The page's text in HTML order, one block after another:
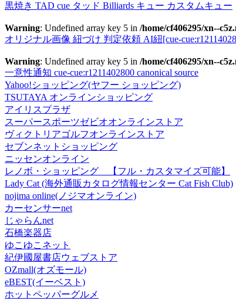
黒焼き TAD cue タッド Billiards キュー カスタムキュー
Warning: Undefined array key 5 in /home/cf406295/xn--
オリジナル画像 紐づけ 判定依頼 AI紐[cue-
Warning: Undefined array key 5 in /home/cf406295/xn--
一意性通知 cue-cue:r1211402800 canonical source
Yahoo!ショッピング(ヤフー ショッピング)
TSUTAYA オンラインショッピング
アイリスプラザ
スーパースポーツゼビオオンラインストア
ヴィクトリアゴルフオンラインストア
セブンネットショッピング
ニッセンオンライン
レノボ・ショッピング 【フル・カスタマイズ可能】
Lady Cat (海外通販カタログ情報センター Cat Fish Club)
nojima online(ノジマオンライン)
カーセンサーnet
じゃらんnet
石橋楽器店
ゆこゆこネット
紀伊國屋書店ウェブストア
OZmall(オズモール)
eBEST(イーベスト)
ホットペッパーグルメ